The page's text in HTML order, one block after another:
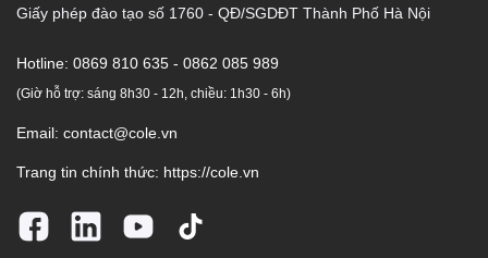
Giấy phép đào tạo số 1760 - QĐ/SGDĐT Thành Phố Hà Nội
Hotline: 0869 810 635 - 0862 085 989
(Giờ hỗ trợ: sáng 8h30 - 12h, chiều: 1h30 - 6h)
Email: contact@cole.vn
Trang tin chính thức: https://cole.vn